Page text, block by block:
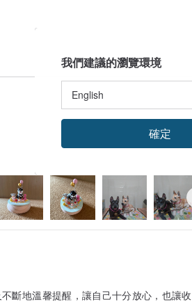
看品牌所有評價
斷地溫馨提醒，讓自己十分放心，也讓收
我們建議的瀏覽環境
確定